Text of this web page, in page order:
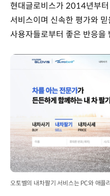
현대글로비스가 2014년부
서비스이며 신속한 평가와
사용자들로부터 좋은 반응을
오토벨의 내차팔기 서비스는 PC와 애플